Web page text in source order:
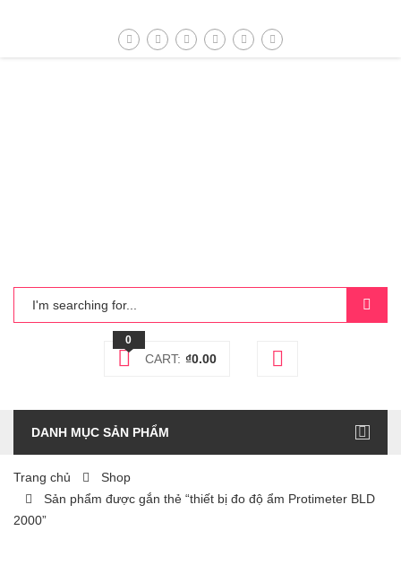
0
CART: ₫0.00
DANH MỤC SẢN PHẨM
Trang chủ
Shop
Sản phẩm được gắn thẻ “thiết bị đo độ ẩm Protimeter BLD
2000”